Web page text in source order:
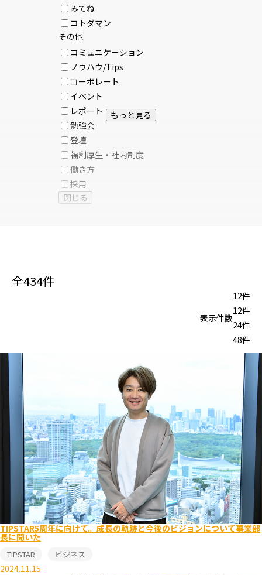
みてね
コトダマン
その他
コミュニケーション
ノウハウ/Tips
コーポレート
イベント
レポート
勉強会
登壇
福利厚生・社内制度
働き方
採用
閉じる
もっと見る
全434件
表示件数
12件
12件
24件
48件
TIPSTAR5周年に向けて。成長の軌跡と今後のビジョンについて事業部
長に聞いた
TIPSTAR ビジネス
2024.11.15